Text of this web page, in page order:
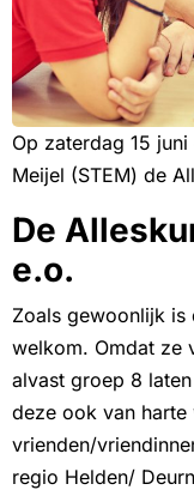
Op zaterdag 15
Meijel (STEM) de
De
e.o.
Zoals gewoonlijk is
welkom. Omdat ze
alvast groep 8
deze ook van
vrienden/
regio Helden/